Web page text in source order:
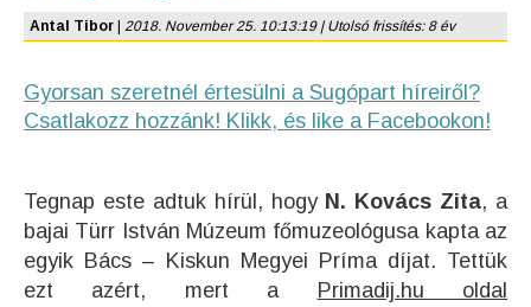
Antal Tibor 2018. November 25. 10:13:19 | Utolsó frissítés: 8 év
Gyorsan szeretnél értesülni a Sugópart híreiről?
Csatlakozz hozzánk! Klikk, és like a Facebookon!
Tegnap este adtuk hírül, hogy N. Kovács Zita, a
bajai Türr István Múzeum főmuzeológusa kapta az
egyik Bács – Kiskun Megyei Príma díjat. Tettük
ezt azért, mert a
Primadij.hu oldal